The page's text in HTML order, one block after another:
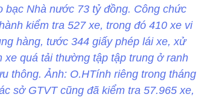
Nhà nước 73 tỷ đồng. Công chức
kiểm tra 527 xe, trong đó 410 xe vi
hàng, tước 344 giấy phép lái xe, xử
quá tải thường tập tập trung ở ranh
thông. Ảnh: O.HTính riêng trong tháng
sở GTVT cũng đã kiểm tra 57.965 xe,